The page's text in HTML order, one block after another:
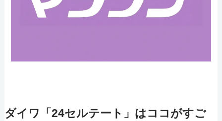
ダイワ「24セルテート」はココがすご